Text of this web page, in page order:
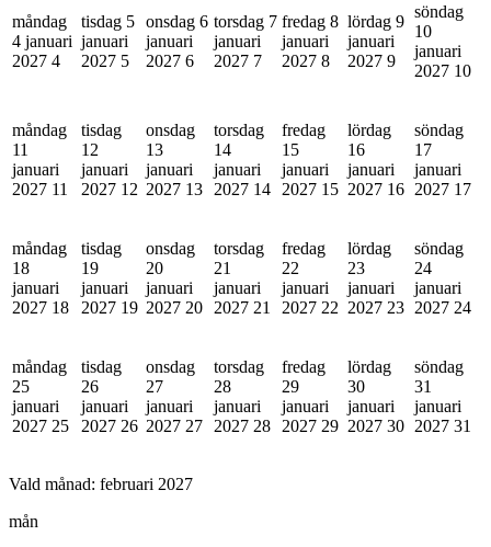
måndag
4 januari
2027 4
tisdag 5
januari
2027 5
onsdag 6
januari
2027 6
torsdag 7
januari
2027 7
fredag 8
januari
2027 8
lördag 9
januari
2027 9
söndag
10
januari
2027 10
måndag
11
januari
2027 11
tisdag
12
januari
2027 12
onsdag
13
januari
2027 13
torsdag
14
januari
2027 14
fredag
15
januari
2027 15
lördag
16
januari
2027 16
söndag
17
januari
2027 17
måndag
18
januari
2027 18
tisdag
19
januari
2027 19
onsdag
20
januari
2027 20
torsdag
21
januari
2027 21
fredag
22
januari
2027 22
lördag
23
januari
2027 23
söndag
24
januari
2027 24
måndag
25
januari
2027 25
tisdag
26
januari
2027 26
onsdag
27
januari
2027 27
torsdag
28
januari
2027 28
fredag
29
januari
2027 29
lördag
30
januari
2027 30
söndag
31
januari
2027 31
Vald månad: februari 2027
mån